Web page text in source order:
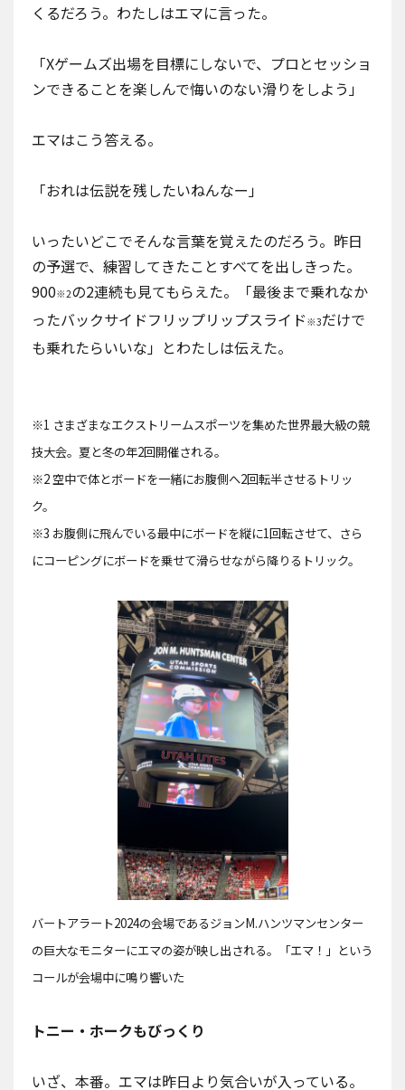
くるだろう。わたしはエマに言った。
「Xゲームズ出場を目標にしないで、プロとセッショ
ンできることを楽しんで悔いのない滑りをしよう」
エマはこう答える。
「おれは伝説を残したいねんなー」
いったいどこでそんな言葉を覚えたのだろう。昨日
の予選で、練習してきたことすべてを出しきった。
900※2の2連続も見てもらえた。「最後まで乗れなか
ったバックサイドフリップリップスライド ※3だけで
も乗れたらいいな」とわたしは伝えた。
※1 さまざまなエクストリームスポーツを集めた世界最大級の競
技大会。夏と冬の年2回開催される。
※2 空中で体とボードを一緒にお腹側へ2回転半させるトリッ
ク。
※3 お腹側に飛んでいる最中にボードを縦に1回転させて、さら
にコーピングにボードを乗せて滑らせながら降りるトリック。
バートアラート2024の会場であるジョンM.ハンツマンセンター
の巨大なモニターにエマの姿が映し出される。「エマ！」という
コールが会場中に鳴り響いた
トニー・ホークもびっくり
いざ、本番。エマは昨日より気合いが入っている。